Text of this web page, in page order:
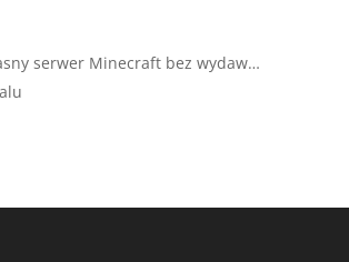
serwer Minecraft bez wydaw…